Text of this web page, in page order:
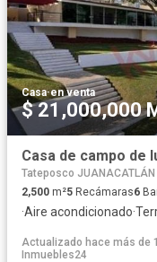
Casa·en venta
$ 21,000,000
Tateposco JUANACATLÁN
2,500 m²5 Recámaras6
·Aire acondicionado·
Actualizado hace más de
Inmuebles24